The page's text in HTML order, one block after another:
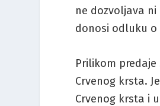
ne dozvoljava ni
donosi odluku o
Prilikom
Crvenog krsta.
Crvenog krsta i